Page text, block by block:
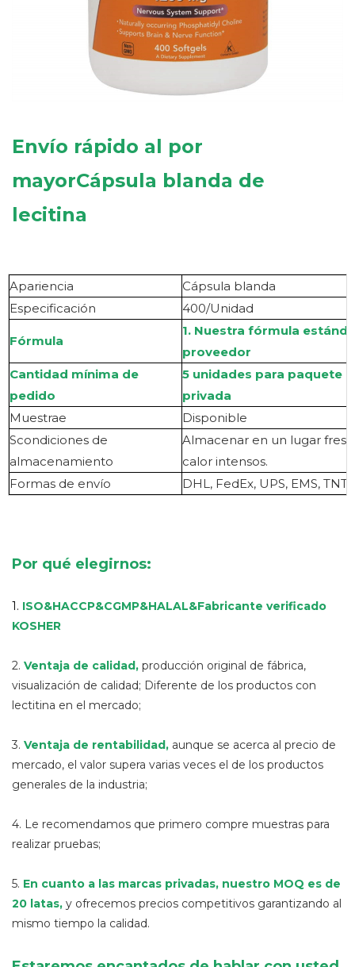
Envío rápido al por
mayorCápsula blanda de
lecitina
Apariencia
Cápsula blanda
Especificación
400/Unidad
Fórmula
1. Nuestra fórmula
proveedor
Cantidad mínima de
pedido
5 unidades para paquete
privada
Muestrae
Disponible
Scondiciones de
almacenamiento
Almacenar en un lugar
calor intensos.
Formas de envío
DHL, FedEx, UPS, EMS,
Por qué elegirnos:
1. ISO&HACCP&CGMP&HALAL&Fabricante verificado
KOSHER
2. Ventaja de calidad, producción original de fábrica,
visualización de calidad; Diferente de los productos con
lectitina en el mercado;
3. Ventaja de rentabilidad, aunque se acerca al precio de
mercado, el valor supera varias veces el de los productos
generales de la industria;
4. Le recomendamos que primero compre muestras para
realizar pruebas;
5. En cuanto a las marcas privadas, nuestro MOQ es de
20 latas, y ofrecemos precios competitivos garantizando al
mismo tiempo la calidad.